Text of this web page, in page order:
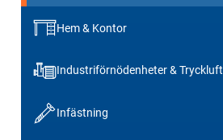
Hem & Kontor
Industriförnödenheter & Tryckluft
Infästning